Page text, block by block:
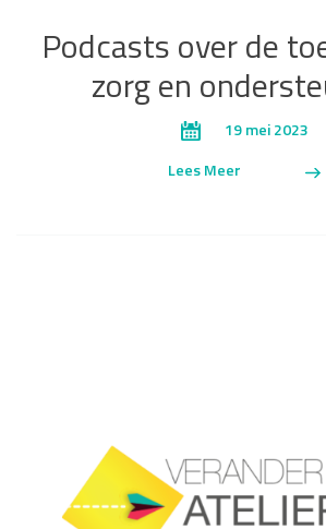
Podcasts over de
zorg en
19 mei 2023
Lees Meer